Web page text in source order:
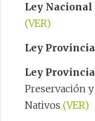
Ley Nacional
(VER)
Ley
Ley
Preservación
Nativos (VER)